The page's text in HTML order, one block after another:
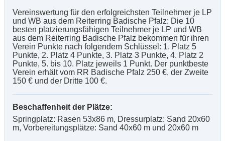
Vereinswertung für den erfolgreichsten Teilnehmer je LP
und WB aus dem Reiterring Badische Pfalz: Die 10
besten platzierungsfähigen Teilnehmer je LP und WB
aus dem Reiterring Badische Pfalz bekommen für ihren
Verein Punkte nach folgendem Schlüssel: 1. Platz 5
Punkte, 2. Platz 4 Punkte, 3. Platz 3 Punkte, 4. Platz 2
Punkte, 5. bis 10. Platz jeweils 1 Punkt. Der punktbeste
Verein erhält vom RR Badische Pfalz 250 €, der Zweite
150 € und der Dritte 100 €.
Beschaffenheit der Plätze:
Springplatz: Rasen 53x86 m, Dressurplatz: Sand 20x60
m, Vorbereitungsplätze: Sand 40x60 m und 20x60 m